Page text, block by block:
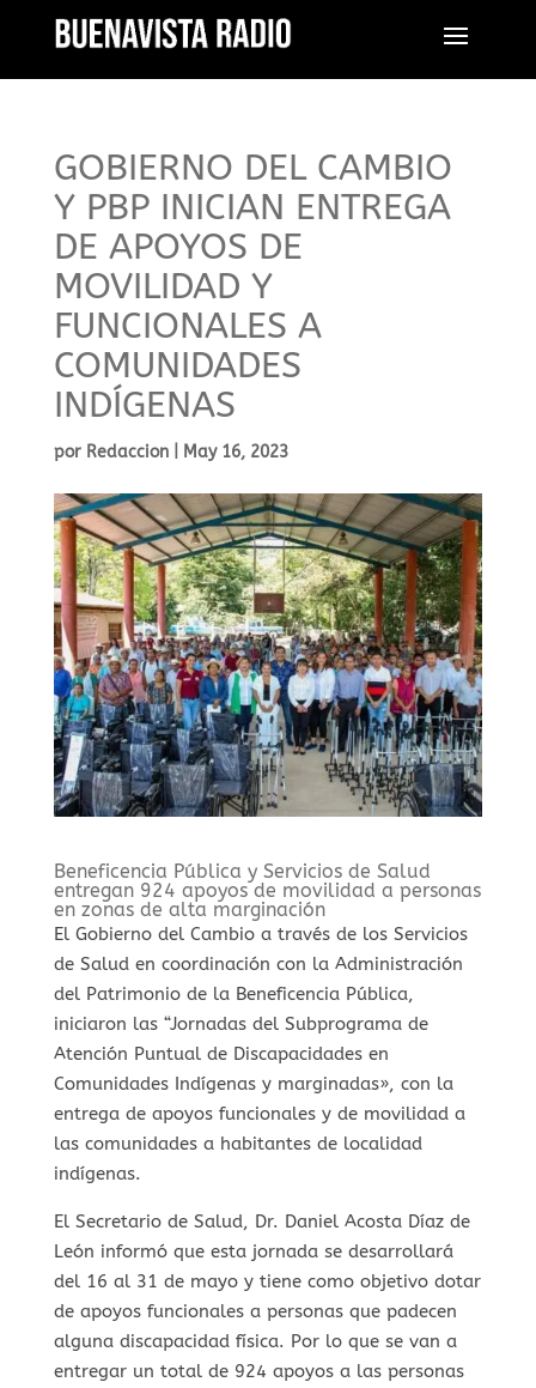
GOBIERNO DEL CAMBIO
Y PBP INICIAN ENTREGA
DE APOYOS DE
MOVILIDAD Y
FUNCIONALES A
COMUNIDADES
INDÍGENAS
por Redaccion| May 16, 2023
Beneficencia Pública y Servicios de Salud
entregan 924 apoyos de movilidad a personas
en zonas de alta marginación
El Gobierno del Cambio a través de los Servicios
de Salud en coordinación con la Administración
del Patrimonio de la Beneficencia Pública,
iniciaron las “Jornadas del Subprograma de
Atención Puntual de Discapacidades en
Comunidades Indígenas y marginadas», con la
entrega de apoyos funcionales y de movilidad a
las comunidades a habitantes de localidad
indígenas.
El Secretario de Salud, Dr. Daniel Acosta Díaz de
León informó que esta jornada se desarrollará
del 16 al 31 de mayo y tiene como objetivo dotar
de apoyos funcionales a personas que padecen
alguna discapacidad física. Por lo que se van a
entregar un total de 924 apoyos a las personas